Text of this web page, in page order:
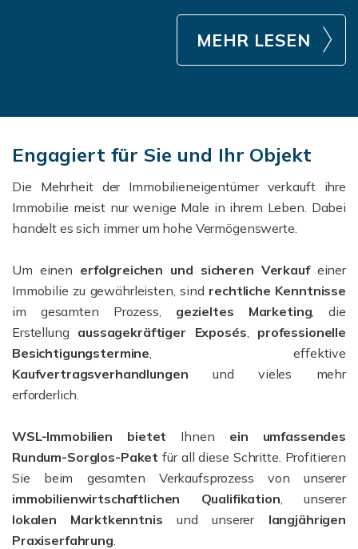
MEHR LESEN
Engagiert für Sie und Ihr Objekt
Die Mehrheit der Immobilieneigentümer verkauft ihre
Immobilie meist nur wenige Male in ihrem Leben. Dabei
handelt es sich immer um hohe Vermögenswerte.
Um einen erfolgreichen und sicheren Verkaufeiner
Immobilie zu gewährleisten, sind rechtliche Kenntnisse
im gesamten Prozess, gezieltes Marketing , die
Erstellung aussagekräftiger Exposés
professionelle
Besichtigungstermine , effektive
Kaufvertragsverhandlungen und vieles mehr
erforderlich.
WSL-Immobilien bietet Ihnen ein umfassendes
Rundum-Sorglos-Paket für all diese Schritte. Profitieren
Sie beim gesamten Verkaufsprozess von unserer
immobilienwirtschaftlichen Qualifikation , unserer
lokalen Marktkenntnis und unserer langjährigen
Praxiserfahrung